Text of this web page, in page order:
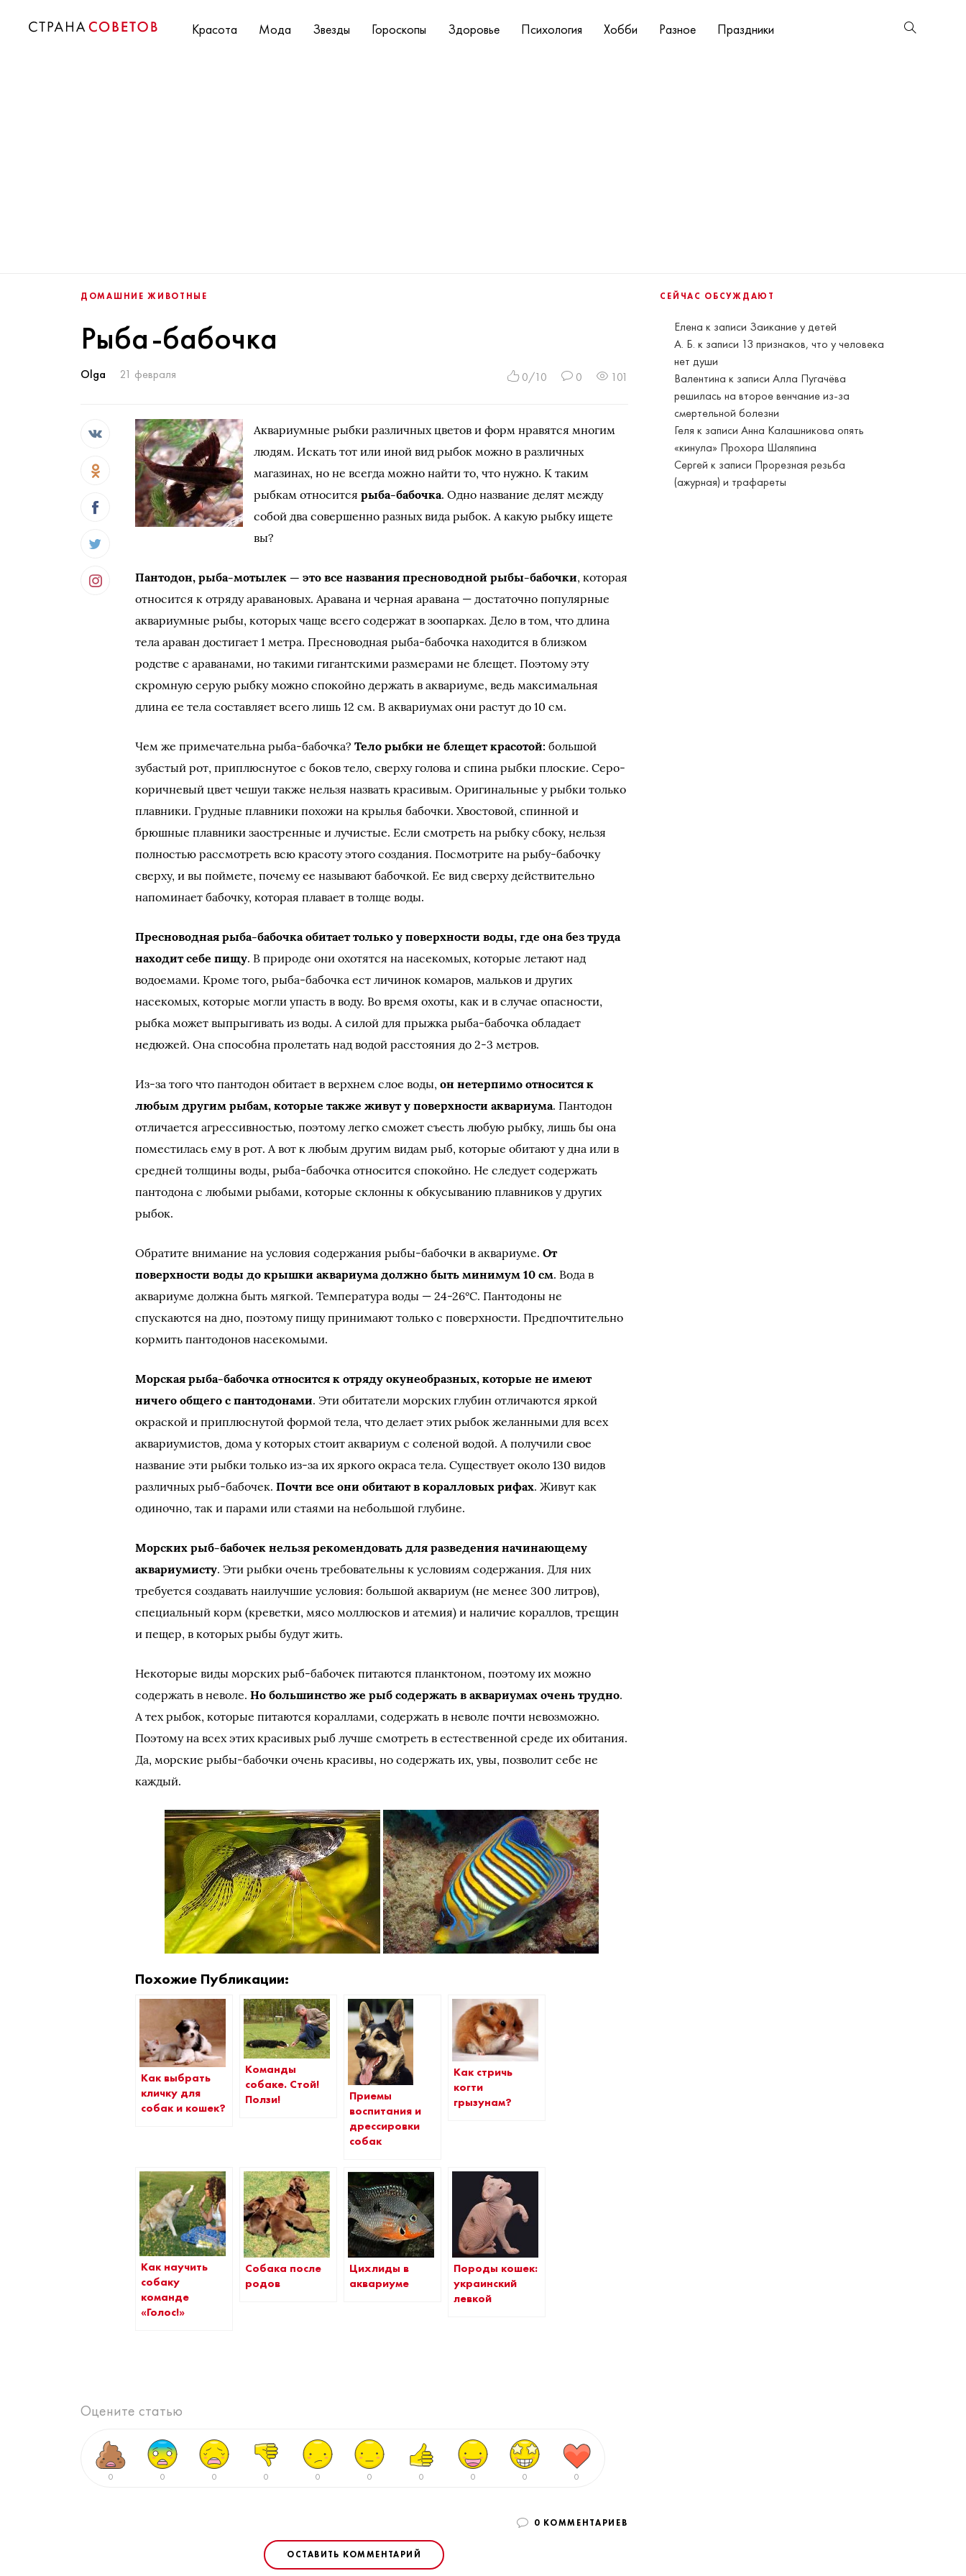
Красота Мода Звезды Гороскопы Здоровье Психология Хобби Разное Праздники
СЕЙЧАС ОБСУЖДАЮТ
Елена к записи Заикание у детей
А. Б. к записи 13 признаков, что у человека
нет души
Валентина к записиАлла Пугачёва
решилась на второе венчание из-за
смертельной болезни
Геля к записиАнна Калашникова опять
«кинула» Прохора Шаляпина
Сергей к записи Прорезная резьба
(ажурная) и трафареты
ДОМАШНИЕ ЖИВОТНЫЕ
Рыба-бабочка
Olga 21 февраля 0/10 0 101
Аквариумные рыбки различных цветов и форм нравятся многим
людям. Искать тот или иной вид рыбок можно в различных
магазинах, но не всегда можно найти то, что нужно. К таким
рыбкам относитсярыба-бабочка. Одно название делят между
собой два совершенно разных вида рыбок. А какую рыбку ищете
вы?
Пантодон, рыба-мотылек — это все названия пресноводной рыбы-бабочки, которая
относится к отряду аравановых. Аравана и черная аравана — достаточно популярные
аквариумные рыбы, которых чаще всего содержат в зоопарках. Дело в том, что длина
тела араван достигает 1 метра. Пресноводная рыба-бабочка находится в близком
родстве с араванами, но такими гигантскими размерами не блещет. Поэтому эту
скромную серую рыбку можно спокойно держать в аквариуме, ведь максимальная
длина ее тела составляет всего лишь 12 см. В аквариумах они растут до 10 см.
Чем же примечательна рыба-бабочка?Тело рыбки не блещет красотой: большой
зубастый рот, приплюснутое с боков тело, сверху голова и спина рыбки плоские. Серо-
коричневый цвет чешуи также нельзя назвать красивым. Оригинальные у рыбки только
плавники. Грудные плавники похожи на крылья бабочки. Хвостовой, спинной и
брюшные плавники заостренные и лучистые. Если смотреть на рыбку сбоку, нельзя
полностью рассмотреть всю красоту этого создания. Посмотрите на рыбу-бабочку
сверху, и вы поймете, почему ее называют бабочкой. Ее вид сверху действительно
напоминает бабочку, которая плавает в толще воды.
Пресноводная рыба-бабочка обитает только у поверхности воды, где она без труда
находит себе пищу. В природе они охотятся на насекомых, которые летают над
водоемами. Кроме того, рыба-бабочка ест личинок комаров, мальков и других
насекомых, которые могли упасть в воду. Во время охоты, как и в случае опасности,
рыбка может выпрыгивать из воды. А силой для прыжка рыба-бабочка обладает
недюжей. Она способна пролетать над водой расстояния до 2-3 метров.
Из-за того что пантодон обитает в верхнем слое воды,он нетерпимо относится к
любым другим рыбам, которые также живут у поверхности аквариума. Пантодон
отличается агрессивностью, поэтому легко сможет съесть любую рыбку, лишь бы она
поместилась ему в рот. А вот к любым другим видам рыб, которые обитают у дна или в
средней толщины воды, рыба-бабочка относится спокойно. Не следует содержать
пантодона с любыми рыбами, которые склонны к обкусыванию плавников у других
рыбок.
Обратите внимание на условия содержания рыбы-бабочки в аквариуме.От
поверхности воды до крышки аквариума должно быть минимум 10 см. Вода в
аквариуме должна быть мягкой. Температура воды — 24-26°С. Пантодоны не
спускаются на дно, поэтому пищу принимают только с поверхности. Предпочтительно
кормить пантодонов насекомыми.
Морская рыба-бабочка относится к отряду окунеобразных, которые не имеют
ничего общего с пантодонами. Эти обитатели морских глубин отличаются яркой
окраской и приплюснутой формой тела, что делает этих рыбок желанными для всех
аквариумистов, дома у которых стоит аквариум с соленой водой. А получили свое
название эти рыбки только из-за их яркого окраса тела. Существует около 130 видов
различных рыб-бабочек.Почти все они обитают в коралловых рифах. Живут как
одиночно, так и парами или стаями на небольшой глубине.
Морских рыб-бабочек нельзя рекомендовать для разведения начинающему
аквариумисту. Эти рыбки очень требовательны к условиям содержания. Для них
требуется создавать наилучшие условия: большой аквариум (не менее 300 литров),
специальный корм (креветки, мясо моллюсков и атемия) и наличие кораллов, трещин
и пещер, в которых рыбы будут жить.
Некоторые виды морских рыб-бабочек питаются планктоном, поэтому их можно
содержать в неволе.Но большинство же рыб содержать в аквариумах очень трудно.
А тех рыбок, которые питаются кораллами, содержать в неволе почти невозможно.
Поэтому на всех этих красивых рыб лучше смотреть в естественной среде их обитания.
Да, морские рыбы-бабочки очень красивы, но содержать их, увы, позволит себе не
каждый.
Похожие Публикации:
Как выбрать
кличку для
собак и кошек?
Команды
собаке. Стой!
Ползи!
Приемы
воспитания и
дрессировки
собак
Как стричь
когти
грызунам?
Как научить
собаку
команде
«Голос!»
Собака после
родов
Цихлиды в
аквариуме
Породы кошек:
украинский
левкой
Оцените статью
0 0 0 0 0 0 0 0 0 0
0 КОММЕНТАРИЕВ
ОСТАВИТЬ КОММЕНТАРИЙ